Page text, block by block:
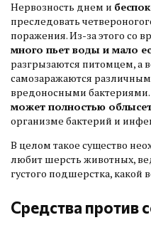
Нервозность днем и
преследовать
поражения. Из-за этого со
много пьет воды и мало
разгрызаются питомцем, а
самозаражаются
вредоносными бактериями.
может полностью
организме бактерий и
В целом такое существо
любит шерсть животных,
густого подшерстка, какой
Средства против